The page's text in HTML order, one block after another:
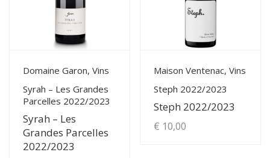
View Details
Domaine Garon, Vins
Syrah – Les Grandes
Parcelles 2022/2023
Syrah – Les
Grandes Parcelles
2022/2023
View Details
Maison Ventenac, Vins
Steph 2022/2023
Steph 2022/2023
€ 10,00